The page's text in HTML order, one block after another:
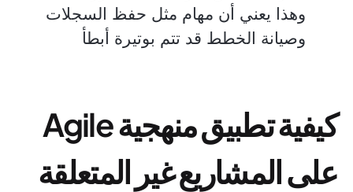
وهذا يعني أن مهام مثل حفظ السجلات
وصيانة الخطط قد تتم بوتيرة أبطأ
كيفية تطبيق منهجية Agile
على المشاريع غير المتعلقة